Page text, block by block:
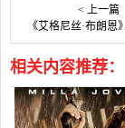
< 上一篇
《艾格尼丝·布朗恩》点评 - Agnes
相关内容推荐：